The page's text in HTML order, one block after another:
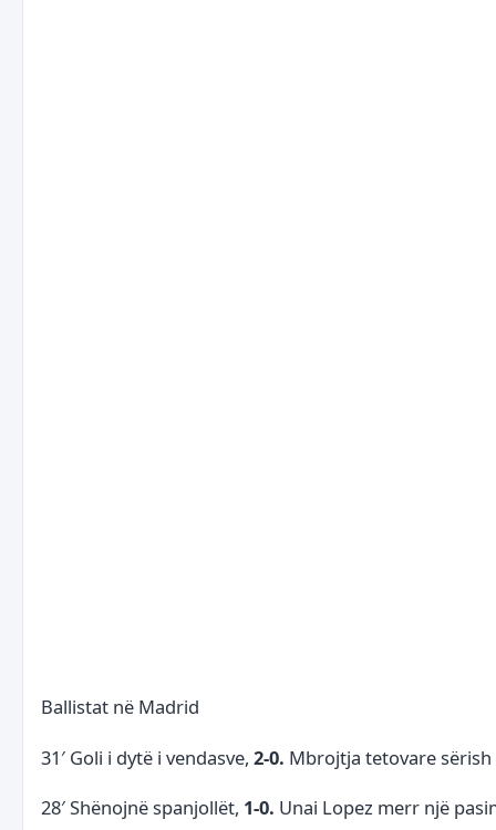
Ballistat në Madrid
31′ Goli i dytë i vendasve, 2-0. Mbrojtja tetovare
28′ Shënojnë spanjollët, 1-0. Unai Lopez merr një